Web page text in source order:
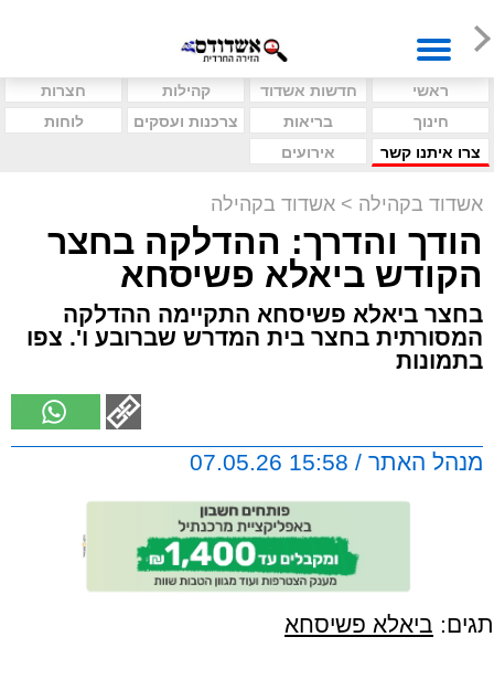
ראשי חדשות אשדוד קהילות
חצרות
חינוך
בריאות צרכנות ועסקים
לוחות
צרו איתנו קשר
אירועים
אשדוד בקהילה > אשדוד בקהילה
הודך והדרך: ההדלקה בחצר
הקודש ביאלא פשיסחא
בחצר ביאלא פשיסחא התקיימה ההדלקה
המסורתית בחצר בית המדרש שברובע ו'. צפו
בתמונות
מנהל האתר / 15:58 07.05.26
תגים: ביאלא פשיסחא